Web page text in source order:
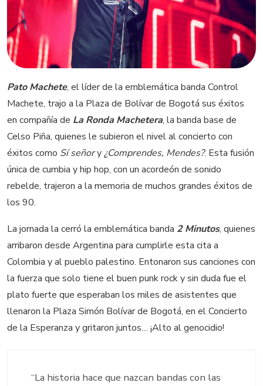
Pato Machete, el líder de la emblemática banda Control
Machete, trajo a la Plaza de Bolívar de Bogotá sus éxitos
en compañía de La Ronda Machetera, la banda base de
Celso Piña, quienes le subieron el nivel al concierto con
éxitos como Sí señory¿Comprendes, Mendes?. Esta fusión
única de cumbia y hip hop, con un acordeón de sonido
rebelde, trajeron a la memoria de muchos grandes éxitos de
los 90.
La jornada la cerró la emblemática banda 2 Minutos, quienes
arribaron desde Argentina para cumplirle esta cita a
Colombia y al pueblo palestino. Entonaron sus canciones con
la fuerza que solo tiene el buen punk rock y sin duda fue el
plato fuerte que esperaban los miles de asistentes que
llenaron la Plaza Simón Bolívar de Bogotá, en el Concierto
de la Esperanza y gritaron juntos… ¡Alto al genocidio!
“La historia hace que nazcan bandas con las